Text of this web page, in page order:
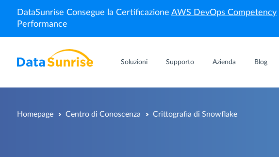
DataSunrise Consegue la Certificazione AWS DevOps Competency
Performance
Soluzioni Supporto Azienda Blog
Homepage Centro di Conoscenza Crittografia di Snowflake